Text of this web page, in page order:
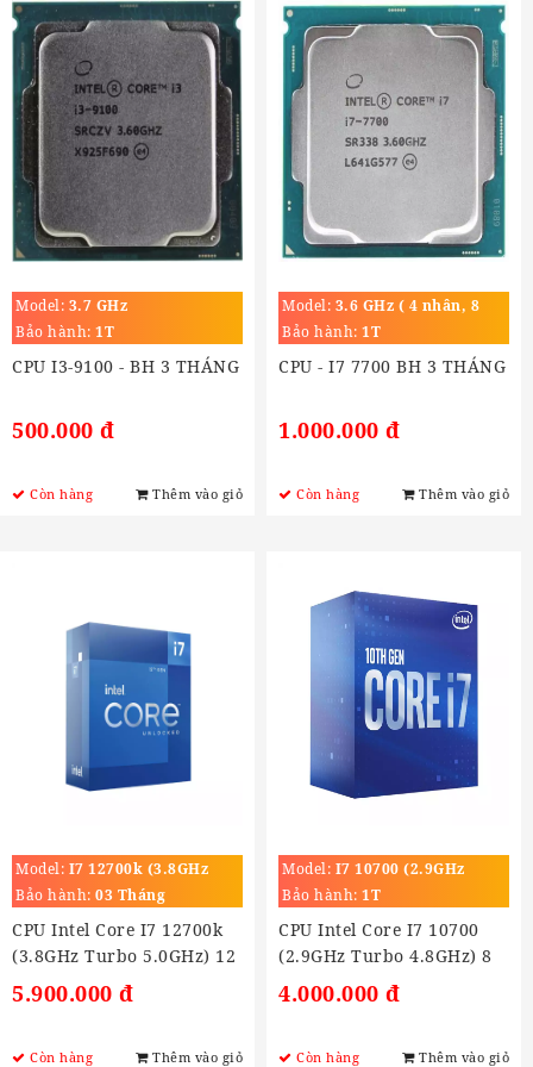
Model: 3.7 GHz
Bảo hành: 1T
CPU I3-9100 - BH 3 THÁNG
500.000 đ
Còn hàng Thêm vào giỏ
Model: 3.6 GHz ( 4 nhân, 8
luồng)
Bảo hành: 1T
CPU - I7 7700 BH 3 THÁNG
1.000.000 đ
Còn hàng Thêm vào giỏ
Model: I7 12700k (3.8GHz
Turbo 5.0GHz)
Bảo hành: 03 Tháng
CPU Intel Core I7 12700k
(3.8GHz Turbo 5.0GHz) 12
Nhân 20 Luồng, Cache
25MB, Socket LGA 1700)
5.900.000 đ
Còn hàng Thêm vào giỏ
Model: I7 10700 (2.9GHz
Turbo 4.8GHz)
Bảo hành: 1T
CPU Intel Core I7 10700
(2.9GHz Turbo 4.8GHz) 8
Nhân 16 Luồng,16MB,
Socket LGA 1200)
4.000.000 đ
Còn hàng Thêm vào giỏ